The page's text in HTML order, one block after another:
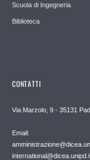
Scuola di Ingegneria
Biblioteca
CONTATTI
Via Marzolo, 9 - 35131
Email: